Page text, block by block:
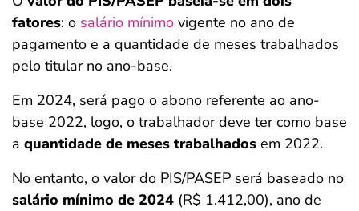
fatores: o salário mínimo vigente no ano de
pagamento e a quantidade de meses trabalhados
pelo titular no ano-base.
Em 2024, será pago o abono referente ao ano-
base 2022, logo, o trabalhador deve ter como base
a quantidade de meses trabalhados em 2022.
No entanto, o valor do PIS/PASEP será baseado no
salário mínimo de 2024 (R$ 1.412,00), ano de